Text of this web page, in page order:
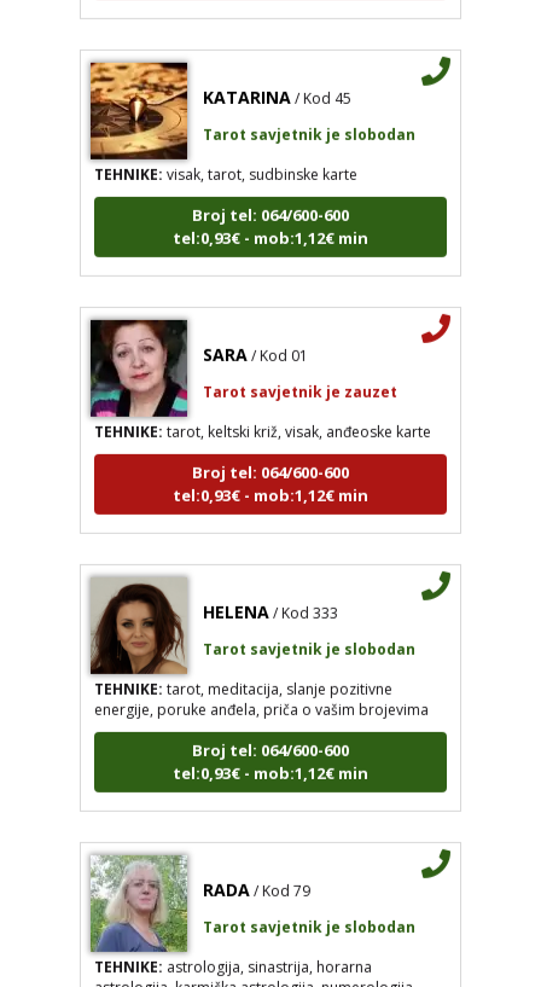
Tarot savjetnik je slobodan
TEHNIKE:visak, tarot, sudbinske karte
Broj tel: 064/600-600
tel:0,93€ - mob:1,12€ min
Tarot savjetnik je zauzet
TEHNIKE:tarot, keltski križ, visak, anđeoske karte
Broj tel: 064/600-600
tel:0,93€ - mob:1,12€ min
Tarot savjetnik je slobodan
TEHNIKE:tarot, meditacija, slanje pozitivne
energije, poruke anđela, priča o vašim brojevima
Broj tel: 064/600-600
tel:0,93€ - mob:1,12€ min
Tarot savjetnik je slobodan
TEHNIKE:astrologija, sinastrija, horarna
astrologija, karmička astrologija, numerologija